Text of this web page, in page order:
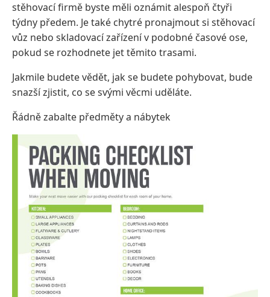
stěhovací firmě byste měli oznámit alespoň čtyři
týdny předem. Je také chytré pronajmout si stěhovací
vůz nebo skladovací zařízení v podobné časové ose,
pokud se rozhodnete jet těmito trasami.
Jakmile budete vědět, jak se budete pohybovat, bude
snazší zjistit, co se svými věcmi uděláte.
Řádně zabalte předměty a nábytek